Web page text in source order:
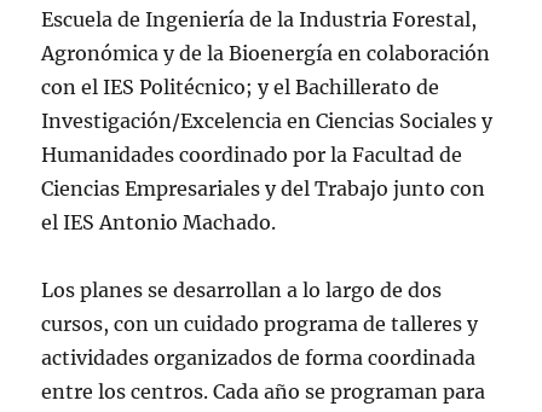
Escuela de Ingeniería de la Industria Forestal,
Agronómica y de la Bioenergía en colaboración
con el IES Politécnico; y el Bachillerato de
Investigación/Excelencia en Ciencias Sociales y
Humanidades coordinado por la Facultad de
Ciencias Empresariales y del Trabajo junto con
el IES Antonio Machado.
Los planes se desarrollan a lo largo de dos
cursos, con un cuidado programa de talleres y
actividades organizados de forma coordinada
entre los centros. Cada año se programan para